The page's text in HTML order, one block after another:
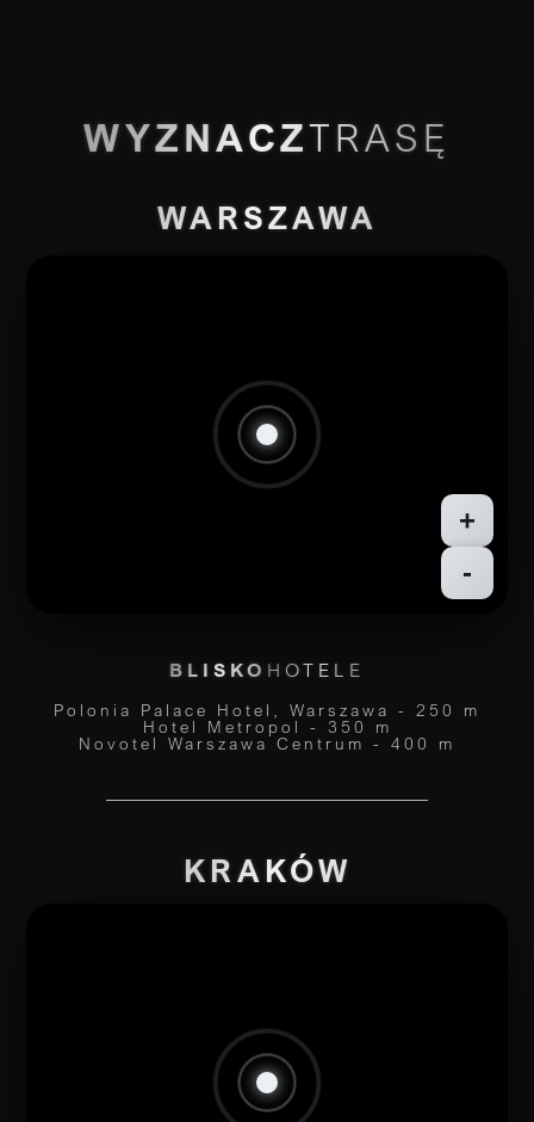
WYZNACZTRASĘ
WARSZAWA
+
-
BLISKO HOTELE
Polonia Palace Hotel, Warszawa - 250 m
Hotel Metropol - 350 m
Novotel Warszawa Centrum - 400 m
KRAKÓW